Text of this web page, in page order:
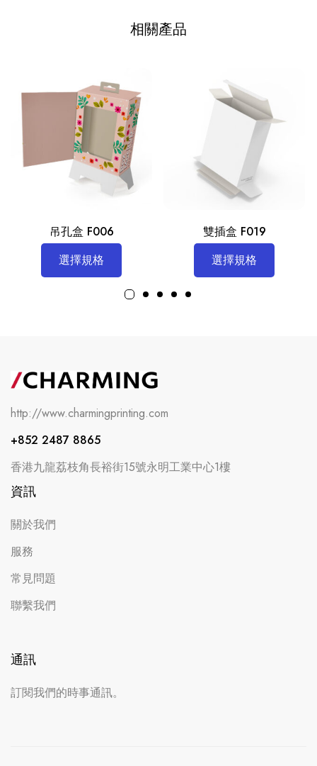
相關產品
吊孔盒 F006
選擇規格
雙插盒 F019
選擇規格
http://www.charmingprinting.com
+852 2487 8865
香港九龍荔枝角長裕街15號永明工業中心1樓
資訊
關於我們
服務
常見問題
聯繫我們
通訊
訂閱我們的時事通訊。